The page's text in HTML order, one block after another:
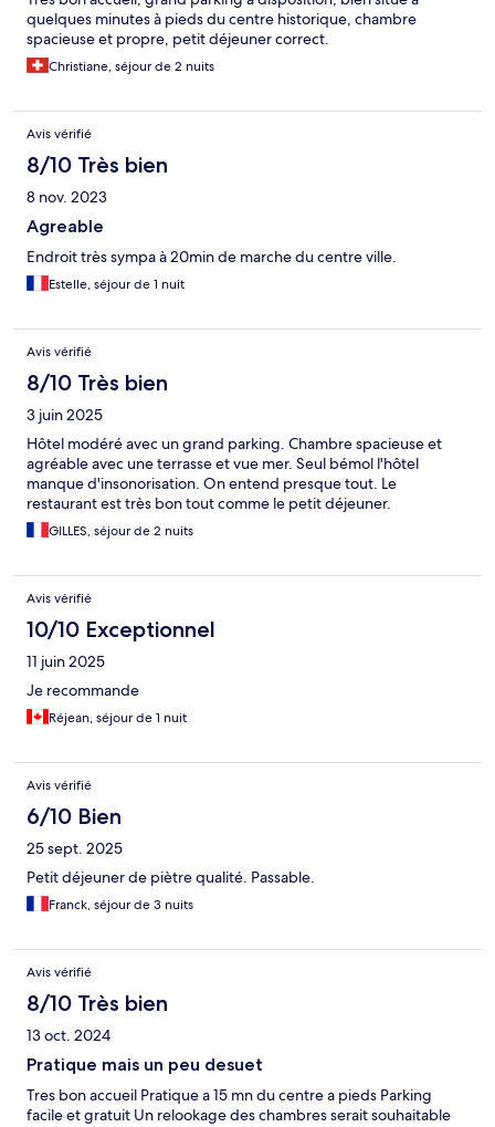
quelques minutes à pieds du centre historique, chambre
spacieuse et propre, petit déjeuner correct.
Christiane, séjour de 2 nuits
Avis vérifié
8/10 Très bien
8 nov. 2023
Agreable
Endroit très sympa à 20min de marche du centre ville.
Estelle, séjour de 1 nuit
Avis vérifié
8/10 Très bien
3 juin 2025
Hôtel modéré avec un grand parking. Chambre spacieuse et
agréable avec une terrasse et vue mer. Seul bémol l'hôtel
manque d'insonorisation. On entend presque tout. Le
restaurant est très bon tout comme le petit déjeuner.
GILLES, séjour de 2 nuits
Avis vérifié
10/10 Exceptionnel
11 juin 2025
Je recommande
Réjean, séjour de 1 nuit
Avis vérifié
6/10 Bien
25 sept. 2025
Petit déjeuner de piètre qualité. Passable.
Franck, séjour de 3 nuits
Avis vérifié
8/10 Très bien
13 oct. 2024
Pratique mais un peu desuet
Tres bon accueil Pratique a 15 mn du centre a pieds Parking
facile et gratuit Un relookage des chambres serait souhaitable